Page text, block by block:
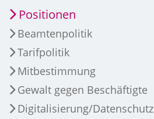
Positionen
Beamtenpolitik
Tarifpolitik
Mitbestimmung
Gewalt gegen Beschäftigte
Digitalisierung/Datenschutz